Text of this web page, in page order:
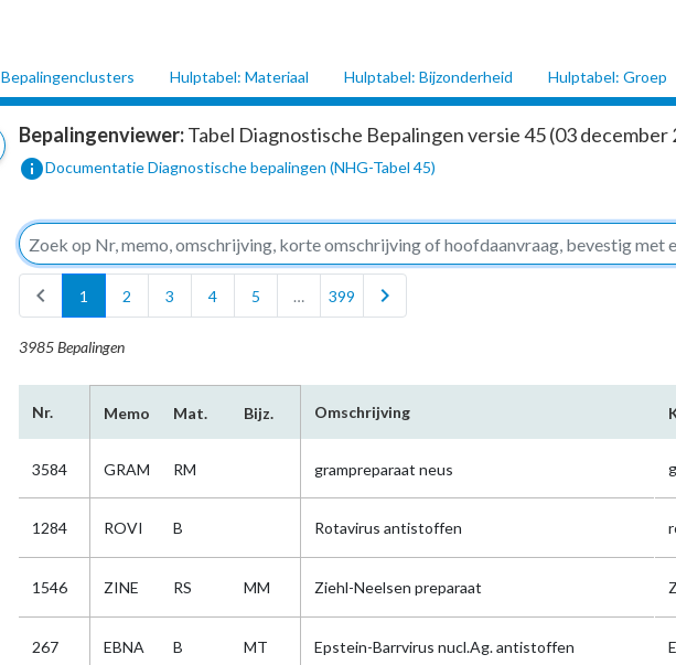
Bepalingenclusters Hulptabel: Materiaal Hulptabel: Bijzonderheid Hulptabel: Groep
Bepalingenviewer:Tabel Diagnostische Bepalingen versie 45 (03
infoDocumentatie Diagnostische bepalingen (NHG-Tabel 45)
chevron_left
1 2 3 4 5 … 399 chevron_right
3985 Bepalingen
Nr. Memo Mat. Bijz. Omschrijving
3584 GRAM RM grampreparaat neus
1284 ROVI B Rotavirus antistoffen
1546 ZINE RS MM Ziehl-Neelsen preparaat
267 EBNA B MT Epstein-Barrvirus nucl.Ag. antistoffen